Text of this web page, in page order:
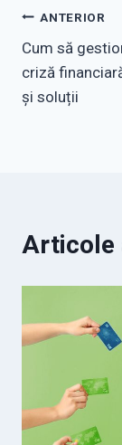
Navigare
în
articole
ANTERIOR
Cum să
criză
și soluții
Articole